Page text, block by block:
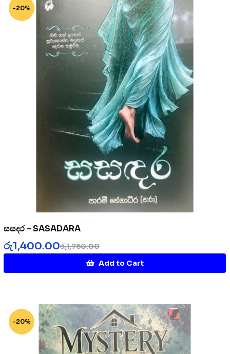
-20%
සසදර – SASADARA
රු1,750.00
රු1,400.00
Add to Cart
-20%